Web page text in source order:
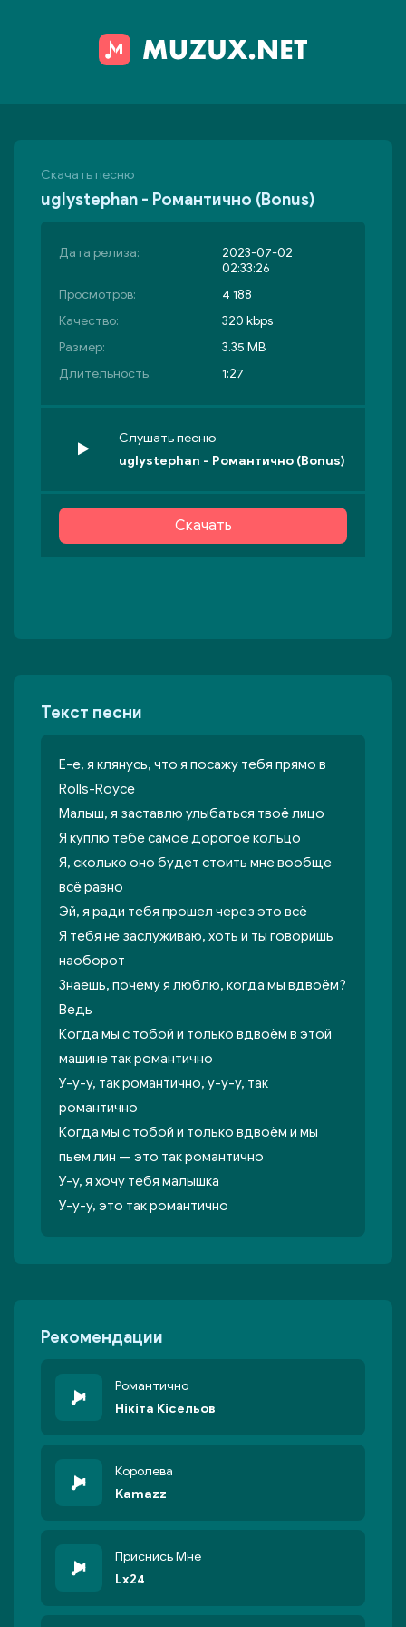
Скачать песню
uglystephan - Романтично (Bonus)
Дата релиза:
2023-07-02
02:33:26
Просмотров:
4 188
Качество:
320 kbps
Размер:
3.35 MB
Длительность:
1:27
Слушать песню
uglystephan - Романтично (Bonus)
Скачать
Текст песни
Е-е, я клянусь, что я посажу тебя прямо в
Rolls-Royce
Малыш, я заставлю улыбаться твоё лицо
Я куплю тебе самое дорогое кольцо
Я, сколько оно будет стоить мне вообще
всё равно
Эй, я ради тебя прошел через это всё
Я тебя не заслуживаю, хоть и ты говоришь
наоборот
Знаешь, почему я люблю, когда мы вдвоём?
Ведь
Когда мы с тобой и только вдвоём в этой
машине так романтично
У-у-у, так романтично, у-у-у, так
романтично
Когда мы с тобой и только вдвоём и мы
пьем лин — это так романтично
У-у, я хочу тебя малышка
У-у-у, это так романтично
Рекомендации
Романтично
Нікіта Кісельов
Королева
Kamazz
Приснись Мне
Lx24